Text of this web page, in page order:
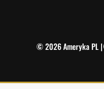
© 2026 Ameryka PL |